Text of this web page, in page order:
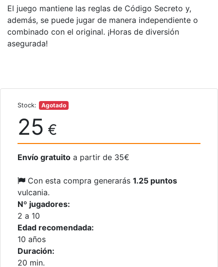
El juego mantiene las reglas de Código Secreto y,
además, se puede jugar de manera independiente o
combinado con el original. ¡Horas de diversión
asegurada!
Stock: Agotado
25 €
Envío gratuito a partir de 35€
Con esta compra generarás 1.25 puntos
vulcania.
Nº jugadores:
2 a 10
Edad recomendada:
10 años
Duración:
20 min.